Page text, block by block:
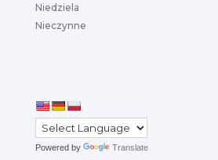
Niedziela
Nieczynne
Powered by Translate